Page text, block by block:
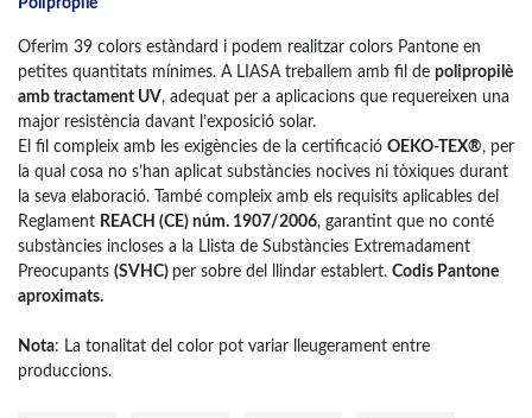
Oferim 39 colors estàndard i podem realitzar colors Pantone en
petites quantitats mínimes. A LIASA treballem amb fil de polipropilè
amb tractament UV, adequat per a aplicacions que requereixen una
major resistència davant l’exposició solar.
El fil compleix amb les exigències de la certificació OEKO-TEX®, per
la qual cosa no s’han aplicat substàncies nocives ni tòxiques durant
la seva elaboració. També compleix amb els requisits aplicables del
Reglament REACH (CE) núm. 1907/2006, garantint que no conté
substàncies incloses a la Llista de Substàncies Extremadament
Preocupants (SVHC) per sobre del llindar establert. Codis Pantone
aproximats.
Nota: La tonalitat del color pot variar lleugerament entre
produccions.